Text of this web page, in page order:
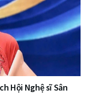
Hội Nghệ sĩ Sân